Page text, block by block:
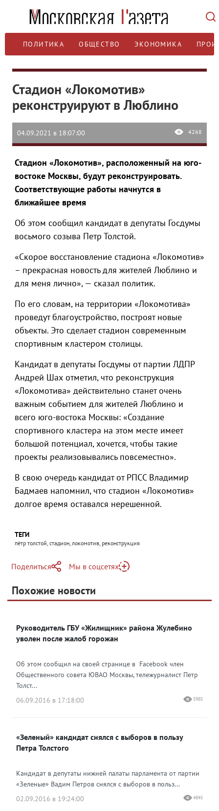
ПОЛИТИКА ОБЩЕСТВО ЭКОНОМИКА
Стадион «Локомотив»
реконструируют в Люблино
04.09.2021 в 18:07:00 4268
Стадион «Локомотив», расположенный на юго-
востоке Москвы, будут реконструировать.
Соответствующие работы начнутся в
ближайшее время
Об этом сообщил кандидат в депутаты Госдумы
восьмого созыва Петр Толстой.
«Скорое восстановление стадиона «Локомотив»
– прекрасная новость для жителей Люблино и
для меня лично», — сказал политик.
По его словам, на территории «Локомотива»
проведут благоустройство, построят новые
объекты. Это сделает стадион современным
спортивным кластером столицы.
Кандидат в депутаты Госдумы от партии ЛДПР
Андрей Шах отметил, что реконструкция
«Локомотива» действительно станет очень
важным событием для жителей Люблино и
всего юго-востока Москвы: «Создание
спортивного кластера на этом месте имеет
большой потенциал, хочется, чтобы такие
проекты реализовывались повсеместно».
В свою очередь кандидат от РПСС Владимир
Бадмаев напомнил, что стадион «Локомотив»
долгое время оставался нерешенной.
ТЕГИ
пётр толстой, стадион, локомотив, реконструкция
Поделиться
Telegram
Одноклассники
Мы в соцсетях
Яндекс Дзен
Похожие новости
Руководитель ГБУ «Жилищник» района Жулебино
уволен после жалоб горожан
Об этом сообщил на своей странице в Facebook член
Общественного совета ЮВАО Москвы, тележурналист Петр
Толст...
06.09.2016 в 17:18:00
5985
«Зеленый» кандидат снялся с выборов в пользу
Петра Толстого
Кандидат в депутаты нижней палаты парламента от партии
«Зеленые» Вадим Петров снялся с выборов в польз...
02.09.2016 в 19:24:00
4845